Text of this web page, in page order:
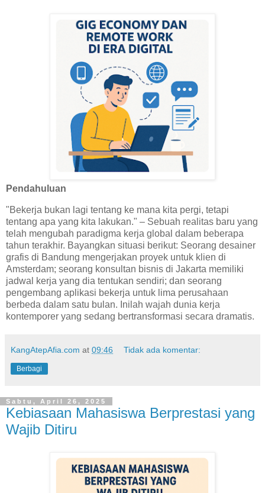
Pendahuluan
"Bekerja bukan lagi tentang ke mana kita pergi, tetapi
tentang apa yang kita lakukan." – Sebuah realitas baru yang
telah mengubah paradigma kerja global dalam beberapa
tahun terakhir. Bayangkan situasi berikut: Seorang desainer
grafis di Bandung mengerjakan proyek untuk klien di
Amsterdam; seorang konsultan bisnis di Jakarta memiliki
jadwal kerja yang dia tentukan sendiri; dan seorang
pengembang aplikasi bekerja untuk lima perusahaan
berbeda dalam satu bulan. Inilah wajah dunia kerja
kontemporer yang sedang bertransformasi secara dramatis.
KangAtepAfia.com at 09:46 Tidak ada komentar:
Berbagi
Sabtu, April 26, 2025
Kebiasaan Mahasiswa Berprestasi yang
Wajib Ditiru